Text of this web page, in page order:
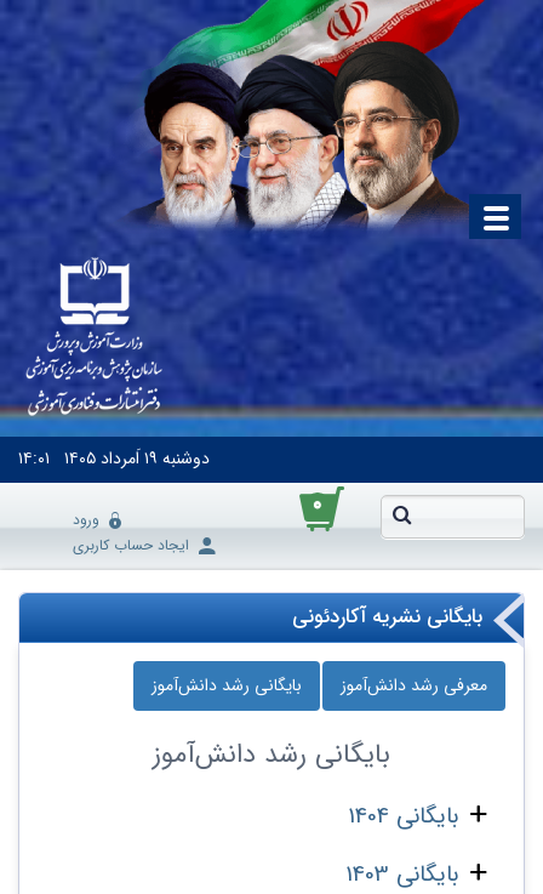
دوشنبه ۱۹ اَمرداد ۱۴۰۵ ۱۴:۰۱
۰
ورود
ایجاد حساب کاربری
بایگانی نشریه آکاردئونی
معرفی رشد دانش‌آموز بایگانی رشد دانش‌آموز
بایگانی رشد دانش‌آموز
بایگانی 1404
بایگانی 1403